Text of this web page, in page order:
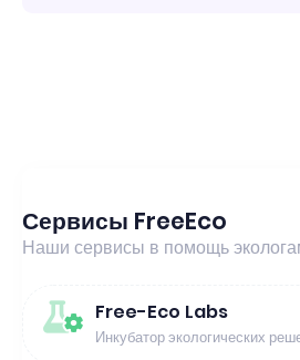
Сервисы FreeEco
Наши сервисы в помощь
Free-Eco Labs
Инкубатор экологических